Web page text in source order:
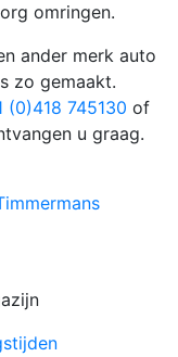
omringen.
ander merk auto
zo gemaakt.
(0)418 745130 of
u graag.